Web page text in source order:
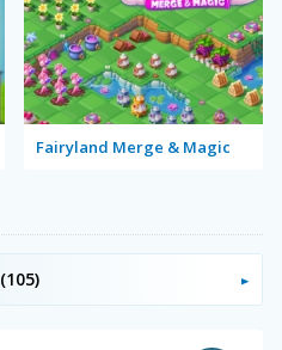
Fairyland Merge & Magic
(105)